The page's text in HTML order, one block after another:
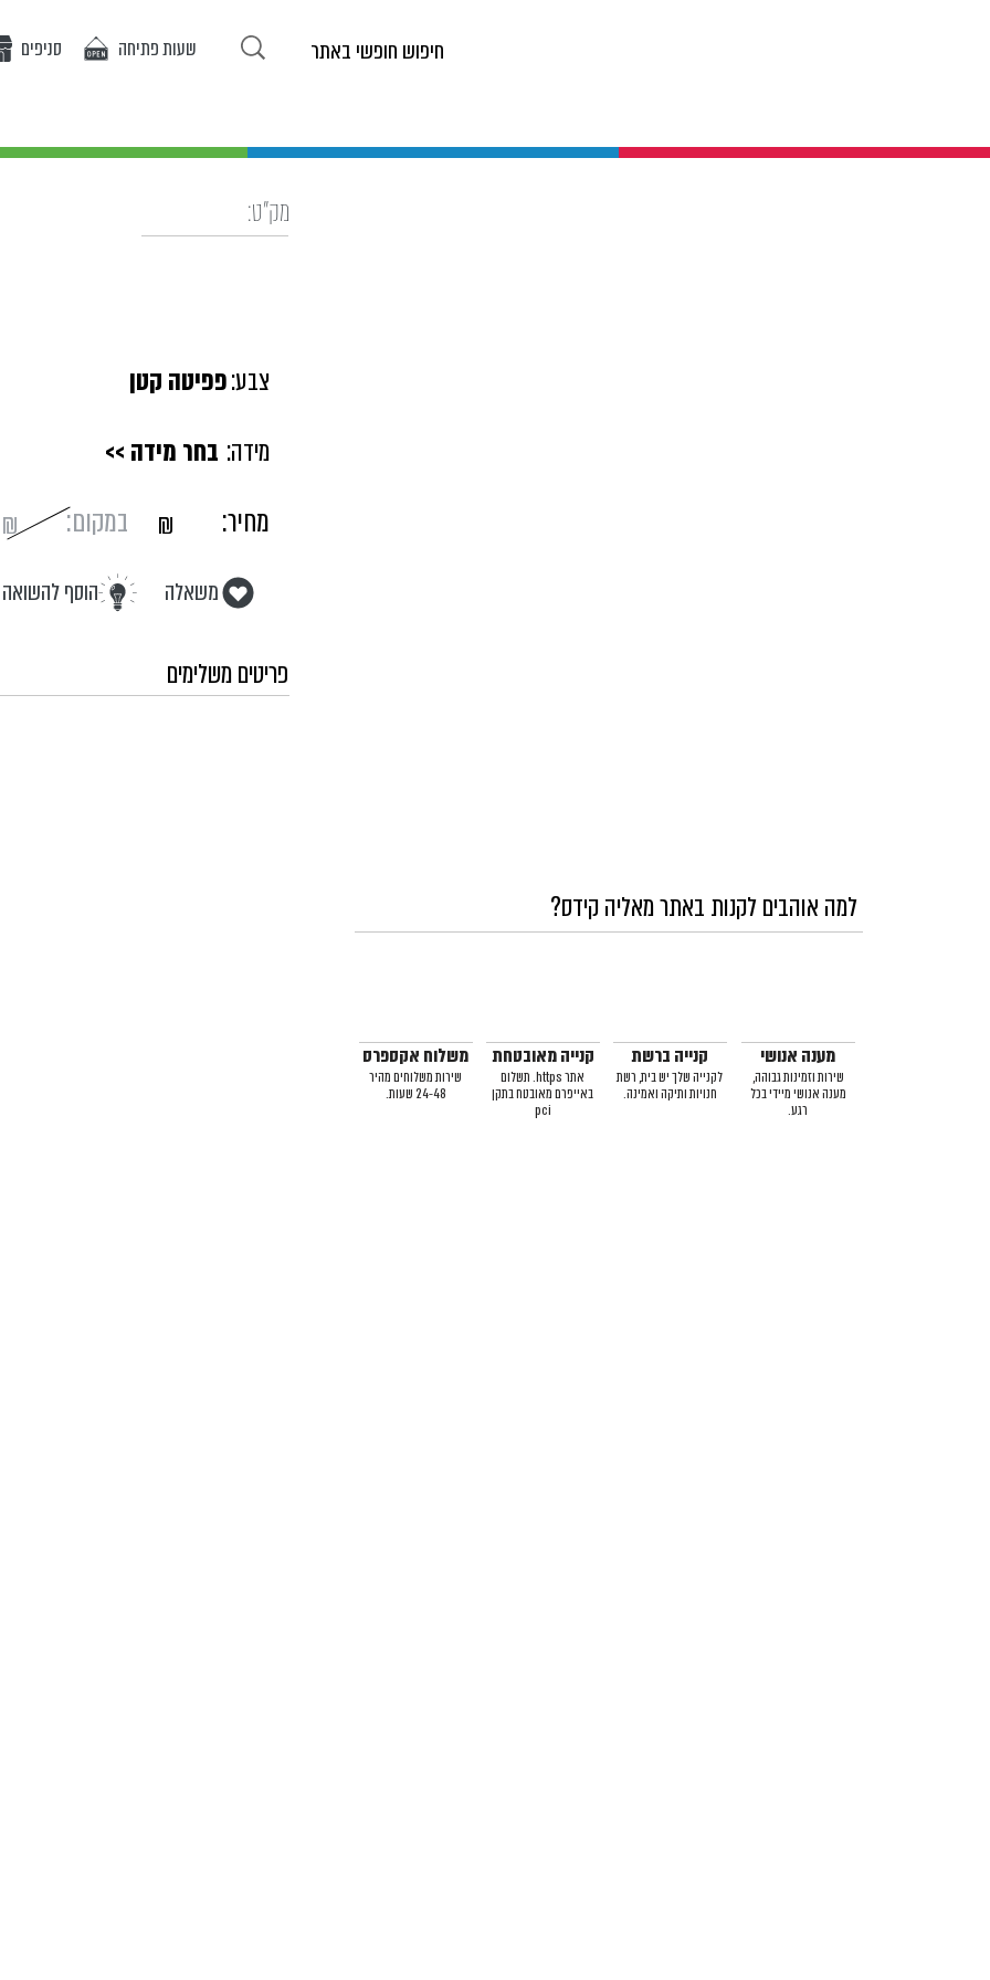
שעות פתיחה סניפים
מק"ט:
פפיטה קטןצבע:
בחר מידה >> מידה:
₪ במקום: ₪ מחיר:
הוסף להשואה משאלה
פריטים משלימים
למה אוהבים לקנות באתר מאליה קידס?
משלוח אקספרס
שירות משלוחים מהיר
24-48 שעות.
קנייה מאובטחת
אתר https. תשלום
באייפרם מאובטח בתקן
pci
קנייה ברשת
לקנייה שלך יש בית, רשת
חנויות ותיקה ואמינה.
מענה אנושי
שירות וזמינות גבוהה,
מענה אנושי מיידי בכל
רגע.